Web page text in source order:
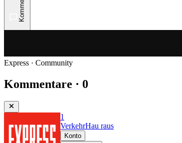
Express · Community
Kommentare · 0
1
VerkehrHau raus
Konto